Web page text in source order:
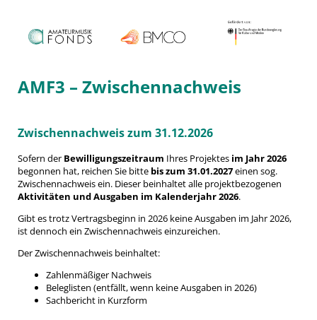
AMF3 – Zwischennachweis
Zwischennachweis zum 31.12.2026
Sofern der Bewilligungszeitraum Ihres Projektes im Jahr 2026
begonnen hat, reichen Sie bitte bis zum 31.01.2027einen sog.
Zwischennachweis ein. Dieser beinhaltet alle projektbezogenen
Aktivitäten und Ausgaben im Kalenderjahr 2026.
Gibt es trotz Vertragsbeginn in 2026 keine Ausgaben im Jahr 2026,
ist dennoch ein Zwischennachweis einzureichen.
Der Zwischennachweis beinhaltet:
Zahlenmäßiger Nachweis
Beleglisten (entfällt, wenn keine Ausgaben in 2026)
Sachbericht in Kurzform